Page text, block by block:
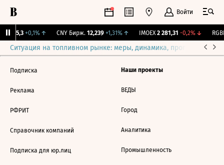
Войти
115,3 +0,1%↑ CNY Бирж. 12,239 +1,31%↑ IMOEX 2 281,31 -0,2%↓
Ситуация на топливном рынке: меры, динамика, прогнозы
Подписка
Реклама
РФРИТ
Справочник компаний
Подписка для юр.лиц
Наши проекты
ВЕДЫ
Город
Аналитика
Промышленность